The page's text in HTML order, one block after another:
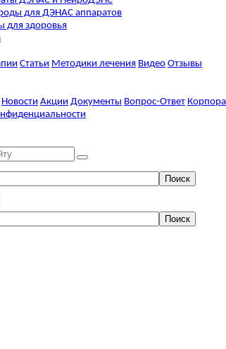
для ДЭНАС аппаратов
для здоровья
Статьи Методики лечения Видео Отзывы
Новости Акции Документы Вопрос-Ответ